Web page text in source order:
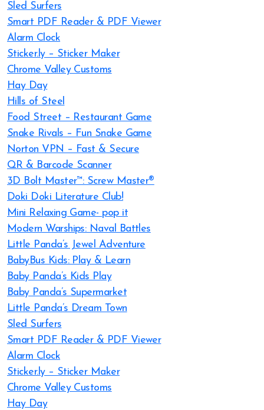
Sled Surfers
Smart PDF Reader & PDF Viewer
Alarm Clock
Sticker.ly – Sticker Maker
Chrome Valley Customs
Hay Day
Hills of Steel
Food Street – Restaurant Game
Snake Rivals – Fun Snake Game
Norton VPN – Fast & Secure
QR & Barcode Scanner
3D Bolt Master™: Screw Master®
Doki Doki Literature Club!
Mini Relaxing Game- pop it
Modern Warships: Naval Battles
Little Panda’s Jewel Adventure
BabyBus Kids: Play & Learn
Baby Panda’s Kids Play
Baby Panda’s Supermarket
Little Panda’s Dream Town
Sled Surfers
Smart PDF Reader & PDF Viewer
Alarm Clock
Sticker.ly – Sticker Maker
Chrome Valley Customs
Hay Day